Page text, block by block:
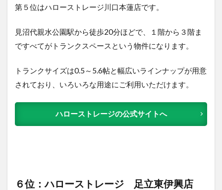
第５位はハローストレージ川口本蓮店です。
見沼代親水公園駅から徒歩20分ほどで、１階から３階ま
ですべてがトランクスペースという物件になります。
トランクサイズは0.5～5.6帖と幅広いラインナップが用意
されており、いろいろな用途にご利用いただけます。
ハローストレージの公式サイトへ
６位：ハローストレージ 足立東伊興店